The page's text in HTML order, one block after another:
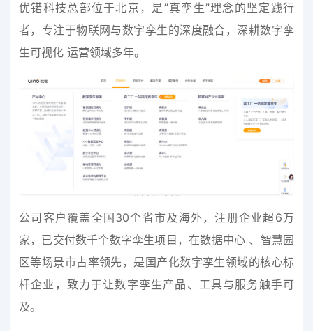
优锘科技总部位于北京，是”真孪生”理念的坚定践行
者，专注于物联网与数字孪生的深度融合，深耕数字孪
生可视化 运营领域多年。
公司客户覆盖全国30个省市及海外，注册企业超6万
家，已交付数千个数字孪生项目，在数据中心 、智慧园
区等场景市占率领先，是国产化数字孪生领域的核心标
杆企业，致力于让数字孪生产品、工具与服务触手可
及。